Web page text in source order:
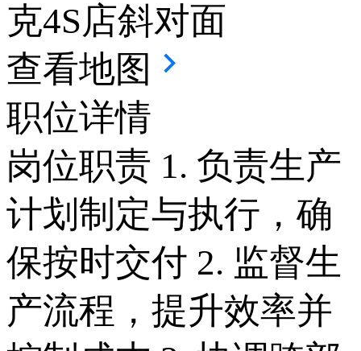
克4S店斜对面
查看地图
职位详情
岗位职责 1. 负责生产
计划制定与执行，确
保按时交付 2. 监督生
产流程，提升效率并